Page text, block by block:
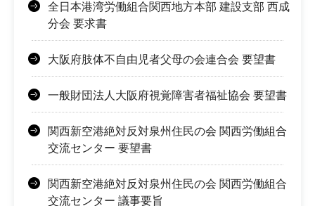
全日本港湾労働組合関西地方本部 建設支部 西成
分会 要求書
大阪府肢体不自由児者父母の会連合会 要望書
一般財団法人大阪府視覚障害者福祉協会 要望書
関西新空港絶対反対泉州住民の会 関西労働組合
交流センター 要望書
関西新空港絶対反対泉州住民の会 関西労働組合
交流センター 議事要旨